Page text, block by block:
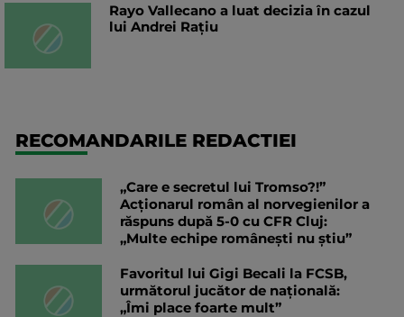
Rayo Vallecano a luat decizia în cazul
lui Andrei Rațiu
RECOMANDARILE REDACTIEI
„Care e secretul lui Tromso?!”
Acționarul român al norvegienilor a
răspuns după 5-0 cu CFR Cluj:
„Multe echipe românești nu știu”
Favoritul lui Gigi Becali la FCSB,
următorul jucător de națională:
„Îmi place foarte mult”